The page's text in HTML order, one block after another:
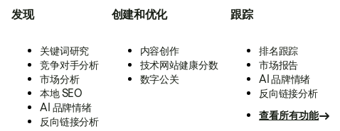
发现
关键词研究
竞争对手分析
市场分析
本地 SEO
AI 品牌情绪
反向链接分析
创建和优化
内容创作
技术网站健康分数
数字公关
跟踪
排名跟踪
市场报告
AI 品牌情绪
反向链接分析
查看所有功能